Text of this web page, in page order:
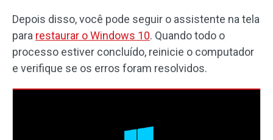
Depois disso, você pode seguir o assistente na tela
para restaurar o Windows 10. Quando todo o
processo estiver concluído, reinicie o computador
e verifique se os erros foram resolvidos.